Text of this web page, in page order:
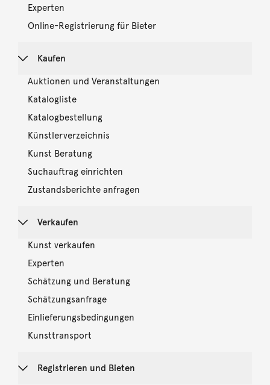
Experten
Online-Registrierung für Bieter
Kaufen
Auktionen und Veranstaltungen
Katalogliste
Katalogbestellung
Künstlerverzeichnis
Kunst Beratung
Suchauftrag einrichten
Zustandsberichte anfragen
Verkaufen
Kunst verkaufen
Experten
Schätzung und Beratung
Schätzungsanfrage
Einlieferungsbedingungen
Kunsttransport
Registrieren und Bieten